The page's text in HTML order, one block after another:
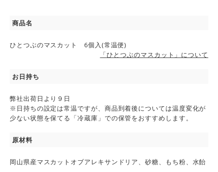
商品名
ひとつぶのマスカット 6個入(常温便)
「ひとつぶのマスカット」について
お日持ち
弊社出荷日より９日
※日持ちの設定は常温ですが、商品到着後については温度変化が
少ない状態を保てる「冷蔵庫」での保管をおすすめします。
原材料
岡山県産マスカットオブアレキサンドリア、砂糖、もち粉、水飴